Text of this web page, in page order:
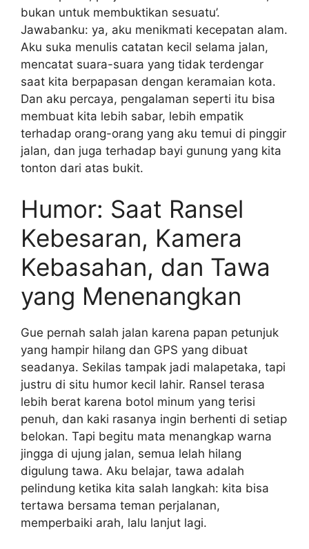
bukan untuk membuktikan sesuatu’.
Jawabanku: ya, aku menikmati kecepatan alam.
Aku suka menulis catatan kecil selama jalan,
mencatat suara-suara yang tidak terdengar
saat kita berpapasan dengan keramaian kota.
Dan aku percaya, pengalaman seperti itu bisa
membuat kita lebih sabar, lebih empatik
terhadap orang-orang yang aku temui di pinggir
jalan, dan juga terhadap bayi gunung yang kita
tonton dari atas bukit.
Humor: Saat Ransel
Kebesaran, Kamera
Kebasahan, dan Tawa
yang Menenangkan
Gue pernah salah jalan karena papan petunjuk
yang hampir hilang dan GPS yang dibuat
seadanya. Sekilas tampak jadi malapetaka, tapi
justru di situ humor kecil lahir. Ransel terasa
lebih berat karena botol minum yang terisi
penuh, dan kaki rasanya ingin berhenti di setiap
belokan. Tapi begitu mata menangkap warna
jingga di ujung jalan, semua lelah hilang
digulung tawa. Aku belajar, tawa adalah
pelindung ketika kita salah langkah: kita bisa
tertawa bersama teman perjalanan,
memperbaiki arah, lalu lanjut lagi.